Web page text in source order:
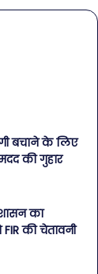
बचाने के लिए
की गुहार
का
की चेतावनी